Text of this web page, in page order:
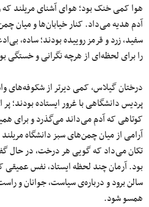
هوا کمی خنک بود؛ هوای آشنای مریلند
آدم هدیه می‌داد. کنار خیابان‌ها و میان
سفید، زرد و قرمز روییده بودند؛ ساده،
را برای لحظه‌ای از هرچه نگرانی و خستگی
درختان گیلاس، کمی دیرتر از شکوفه‌های
پردیس دانشگاهی با غرور ایستاده بودند؛ پر
کوتاهی که آدم می‌داند می‌گذرد و برای
آرامی از میان چمن‌های سبز دانشگاه
تکان می‌داد که گویی هر درخت، در حال
بود. آرمان چند لحظه ایستاد، نفس
سالن برود و درباره‌ی سیاست، جوانان و
همسو شود.